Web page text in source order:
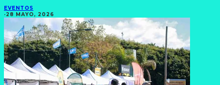
EVENTOS
·28 MAYO, 2026